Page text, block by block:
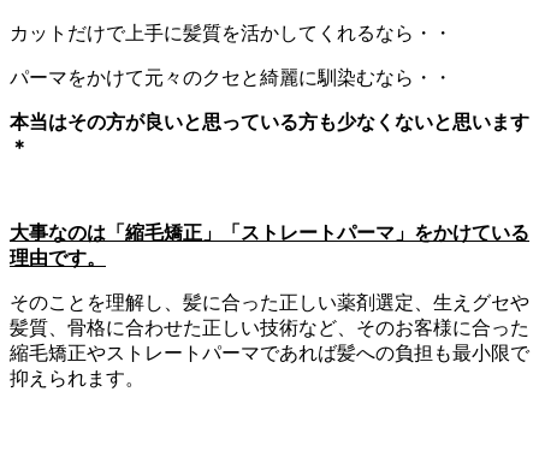
カットだけで上手に髪質を活かしてくれるなら・・
パーマをかけて元々のクセと綺麗に馴染むなら・・
本当はその方が良いと思っている方も少なくないと思います
＊
大事なのは「縮毛矯正」「ストレートパーマ」をかけている
理由です。
そのことを理解し、髪に合った正しい薬剤選定、生えグセや
髪質、骨格に合わせた正しい技術など、そのお客様に合った
縮毛矯正やストレートパーマであれば髪への負担も最小限で
抑えられます。